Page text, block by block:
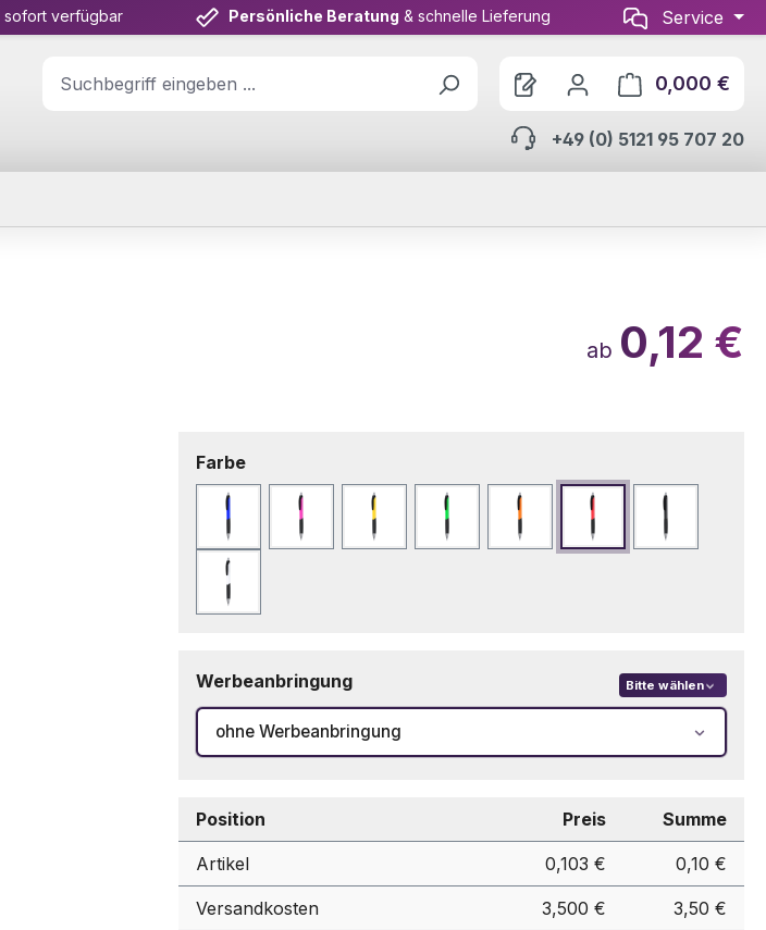
sofort verfügbar Persönliche Beratung & schnelle Lieferung Service
0,000 €
+49 (0) 5121 95 707 20
ab 0,12 €
Farbeauswählen
Blau Fuchsie Gelb Grün Orange Rot Schwarz
Weiß
Werbeanbringung Bitte wählen
ohne Werbeanbringung
Position Preis Summe
Artikel 0,103 € 0,10 €
Versandkosten 3,500 € 3,50 €